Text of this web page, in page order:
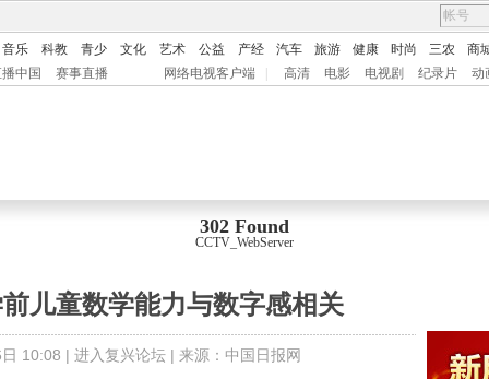
音乐 科教 青少 文化 艺术 公益 产经 汽车 旅游 健康 时尚 三农
商
中国
赛事直播 网络电视客户端 高清 电影 电视剧 纪录片 动
302 Found
CCTV_WebServer
儿童数学能力与数字感相关
10:08 | 进入复兴论坛| 来源： 中国日报网